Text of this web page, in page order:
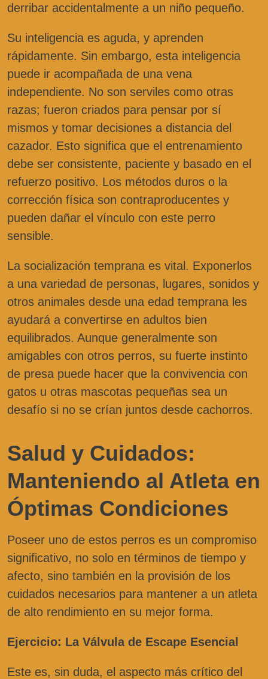
derribar accidentalmente a un niño pequeño.
Su inteligencia es aguda, y aprenden
rápidamente. Sin embargo, esta inteligencia
puede ir acompañada de una vena
independiente. No son serviles como otras
razas; fueron criados para pensar por sí
mismos y tomar decisiones a distancia del
cazador. Esto significa que el entrenamiento
debe ser consistente, paciente y basado en el
refuerzo positivo. Los métodos duros o la
corrección física son contraproducentes y
pueden dañar el vínculo con este perro
sensible.
La socialización temprana es vital. Exponerlos
a una variedad de personas, lugares, sonidos y
otros animales desde una edad temprana les
ayudará a convertirse en adultos bien
equilibrados. Aunque generalmente son
amigables con otros perros, su fuerte instinto
de presa puede hacer que la convivencia con
gatos u otras mascotas pequeñas sea un
desafío si no se crían juntos desde cachorros.
Salud y Cuidados:
Manteniendo al Atleta en
Óptimas Condiciones
Poseer uno de estos perros es un compromiso
significativo, no solo en términos de tiempo y
afecto, sino también en la provisión de los
cuidados necesarios para mantener a un atleta
de alto rendimiento en su mejor forma.
Ejercicio: La Válvula de Escape Esencial
Este es, sin duda, el aspecto más crítico del